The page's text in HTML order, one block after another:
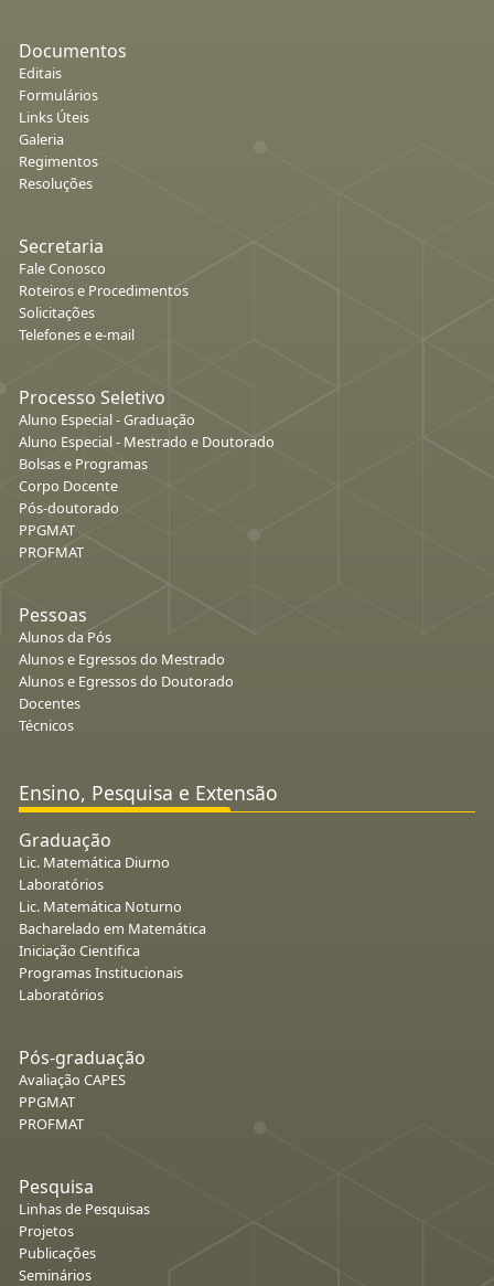
Documentos
Editais
Formulários
Links Úteis
Galeria
Regimentos
Resoluções
Secretaria
Fale Conosco
Roteiros e Procedimentos
Solicitações
Telefones e e-mail
Processo Seletivo
Aluno Especial - Graduação
Aluno Especial - Mestrado e Doutorado
Bolsas e Programas
Corpo Docente
Pós-doutorado
PPGMAT
PROFMAT
Pessoas
Alunos da Pós
Alunos e Egressos do Mestrado
Alunos e Egressos do Doutorado
Docentes
Técnicos
Ensino, Pesquisa e Extensão
Graduação
Lic. Matemática Diurno
Laboratórios
Lic. Matemática Noturno
Bacharelado em Matemática
Iniciação Cientifica
Programas Institucionais
Laboratórios
Pós-graduação
Avaliação CAPES
PPGMAT
PROFMAT
Pesquisa
Linhas de Pesquisas
Projetos
Publicações
Seminários